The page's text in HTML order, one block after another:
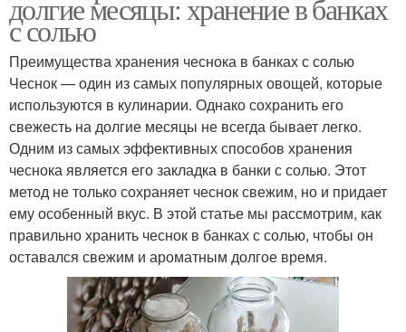
долгие месяцы: хранение в банках
с солью
Преимущества хранения чеснока в банках с солью
Чеснок — один из самых популярных овощей, которые
используются в кулинарии. Однако сохранить его
свежесть на долгие месяцы не всегда бывает легко.
Одним из самых эффективных способов хранения
чеснока является его закладка в банки с солью. Этот
метод не только сохраняет чеснок свежим, но и придает
ему особенный вкус. В этой статье мы рассмотрим, как
правильно хранить чеснок в банках с солью, чтобы он
оставался свежим и ароматным долгое время.